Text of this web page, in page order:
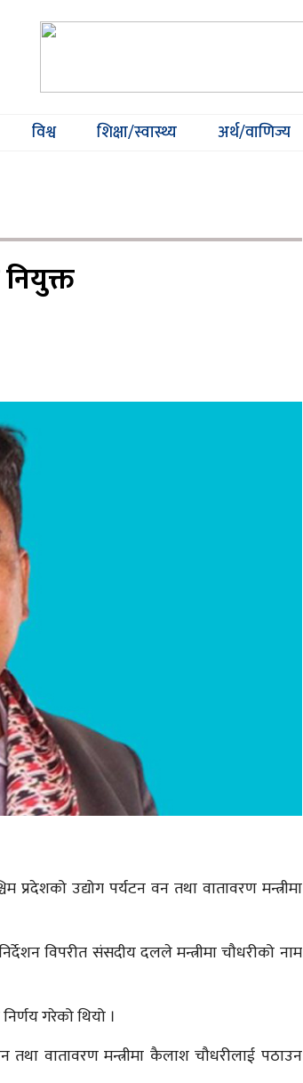
विश्व शिक्षा/स्वास्थ्य अर्थ/वाणिज्य
नियुक्त
प्रदेशको उद्योग पर्यटन वन तथा वातावरण मन्त्रीमा
विपरीत संसदीय दलले मन्त्रीमा चौधरीको नाम
गरेको थियो ।
तथा वातावरण मन्त्रीमा कैलाश चौधरीलाई पठाउन